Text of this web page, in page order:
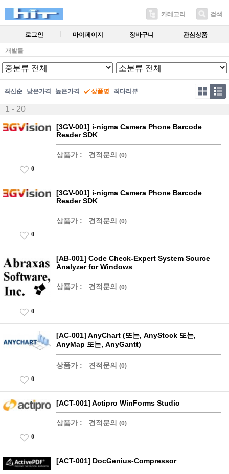
카테고리 검색
로그인 마이페이지 장바구니 관심상품
개발툴
최신순 낮은가격 높은가격 상품명 최다리뷰
1 - 20
[3GV-001] i-nigma Camera Phone Barcode
Reader SDK
상품가 : 견적문의 (0)
0
[3GV-001] i-nigma Camera Phone Barcode
Reader SDK
상품가 : 견적문의 (0)
0
[AB-001] Code Check-Expert System Source
Analyzer for Windows
상품가 : 견적문의 (0)
0
[AC-001] AnyChart (또는, AnyStock 또는,
AnyMap 또는, AnyGantt)
상품가 : 견적문의 (0)
0
[ACT-001] Actipro WinForms Studio
상품가 : 견적문의 (0)
0
[ACT-001] DocGenius-Compressor